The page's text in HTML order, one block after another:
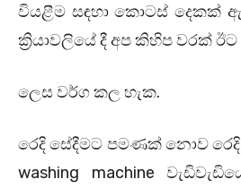
වියළීම සඳහා කොටස්‌ දෙකක්‌
ක්‍රියාවලියේ දී අප කිහිප වරක්‌
ලෙස වර්ග කල හැක.
රෙදි සේදීමට පමණක්‌ නොව රෙදි
washing machine